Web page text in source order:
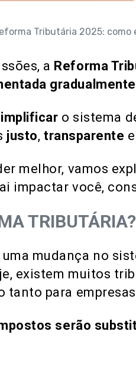
Tributária 2025:
a Reforma
o sistema
justo, transparente
melhor, vamos
impactar você,
TRIBUTÁRIA?
mudança no
existem muitos
tanto para
serão